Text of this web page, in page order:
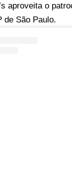
aproveita o
de São Paulo.